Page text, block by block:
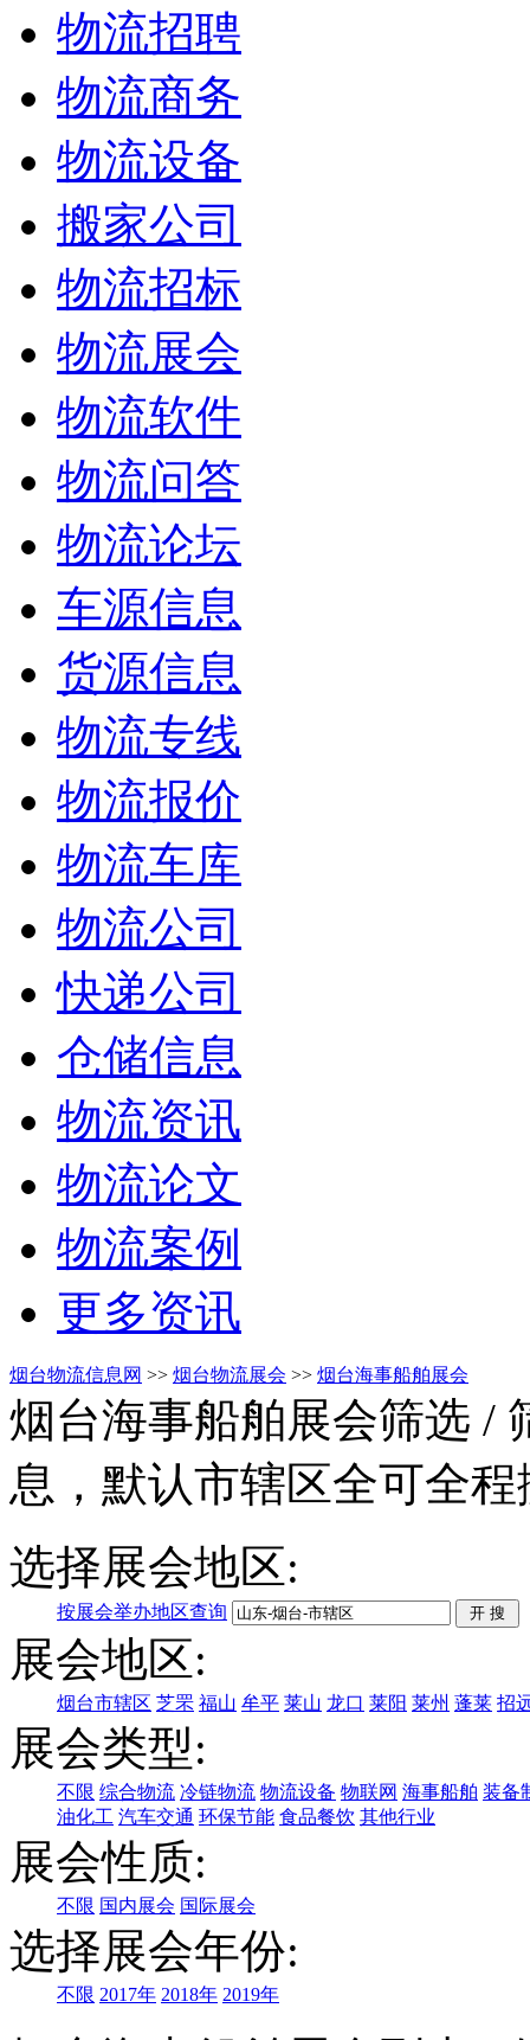
物流招聘
物流商务
物流设备
搬家公司
物流招标
物流展会
物流软件
物流问答
物流论坛
车源信息
货源信息
物流专线
物流报价
物流车库
物流公司
快递公司
仓储信息
物流资讯
物流论文
物流案例
更多资讯
烟台物流信息网 >> 烟台物流展会 >> 烟台海事船舶展会
烟台海事船舶展会筛选 /
息，默认市辖区全可全程
选择展会地区:
按展会举办地区查询
展会地区:
烟台市辖区 芝罘 福山 牟平 莱山 龙口 莱阳 莱州 蓬莱 招
展会类型:
不限 综合物流 冷链物流 物流设备 物联网 海事船舶 装备
油化工 汽车交通 环保节能 食品餐饮 其他行业
展会性质:
不限 国内展会 国际展会
选择展会年份:
不限 2017年 2018年 2019年